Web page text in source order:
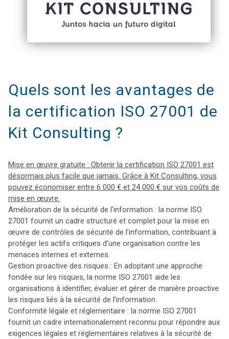
Quels sont les avantages de
la certification ISO 27001 de
Kit Consulting ?
Mise en œuvre gratuite : Obtenir la certification ISO 27001 est
désormais plus facile que jamais. Grâce à Kit Consulting, vous
pouvez économiser entre 6 000 € et 24 000 € sur vos coûts de
mise en œuvre.
Amélioration de la sécurité de l’information : la norme ISO
27001 fournit un cadre structuré et complet pour la mise en
œuvre de contrôles de sécurité de l’information, contribuant à
protéger les actifs critiques d’une organisation contre les
menaces internes et externes.
Gestion proactive des risques : En adoptant une approche
fondée sur les risques, la norme ISO 27001 aide les
organisations à identifier, évaluer et gérer de manière proactive
les risques liés à la sécurité de l’information.
Conformité légale et réglementaire : la norme ISO 27001
fournit un cadre internationalement reconnu pour répondre aux
exigences légales et réglementaires relatives à la sécurité de